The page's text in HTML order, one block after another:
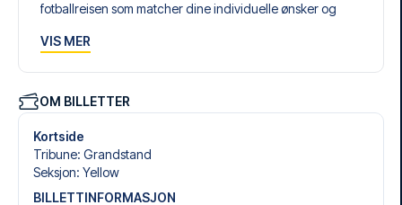
fotballreisen som matcher dine individuelle ønsker og
Våre skreddersydde fotballreiser til Bétis er laget for å gi
blant et bredt utvalg av fotballbilletter, nøye utvalgte
hoteller for enhver smak og budsjett, samt fleksible fly som
passer deg best.
Når du velger billettype, kan du se hvilken seksjon du skal
sitte i, og hva billetten inkluderer – spesielt hvis det er en
VIS MER
OM BILLETTER
Kortside
Tribune: Grandstand
Seksjon: Yellow
BILLETTINFORMASJON